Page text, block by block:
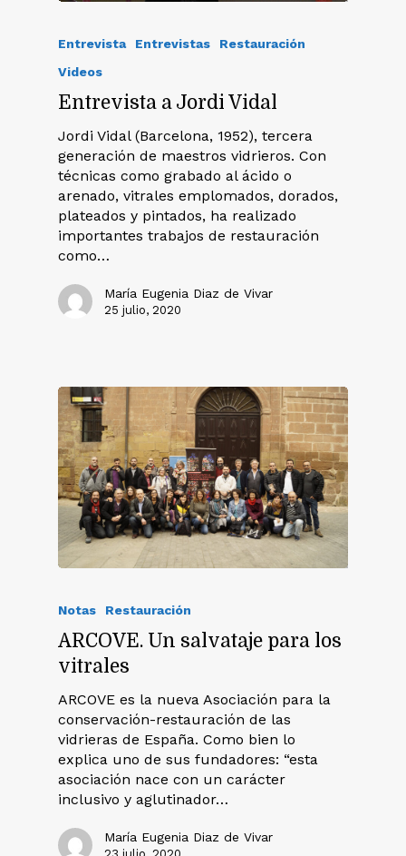
Entrevista Entrevistas
Restauración
Videos
Entrevista a Jordi Vidal
Jordi Vidal (Barcelona, 1952), tercera
generación de maestros vidrieros. Con
técnicas como grabado al ácido o
arenado, vitrales emplomados, dorados,
plateados y pintados, ha realizado
importantes trabajos de restauración
como…
María Eugenia Diaz de Vivar
25 julio, 2020
Notas Restauración
ARCOVE. Un salvataje para los
vitrales
ARCOVE es la nueva Asociación para la
conservación-restauración de las
vidrieras de España. Como bien lo
explica uno de sus fundadores: “esta
asociación nace con un carácter
inclusivo y aglutinador…
María Eugenia Diaz de Vivar